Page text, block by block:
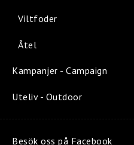
Viltfoder
Åtel
Kampanjer - Campaign
Uteliv - Outdoor
Besök oss på Facebook